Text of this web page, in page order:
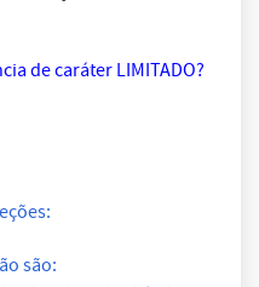
de caráter LIMITADO?
são: